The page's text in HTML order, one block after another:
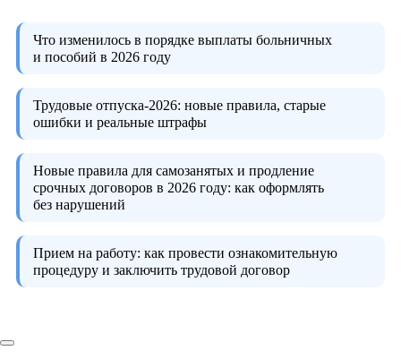
Что изменилось в порядке выплаты больничных
и пособий в 2026 году
Трудовые отпуска-2026: новые правила, старые
ошибки и реальные штрафы
Новые правила для самозанятых и продление
срочных договоров в 2026 году: как оформлять
без нарушений
Прием на работу: как провести ознакомительную
процедуру и заключить трудовой договор